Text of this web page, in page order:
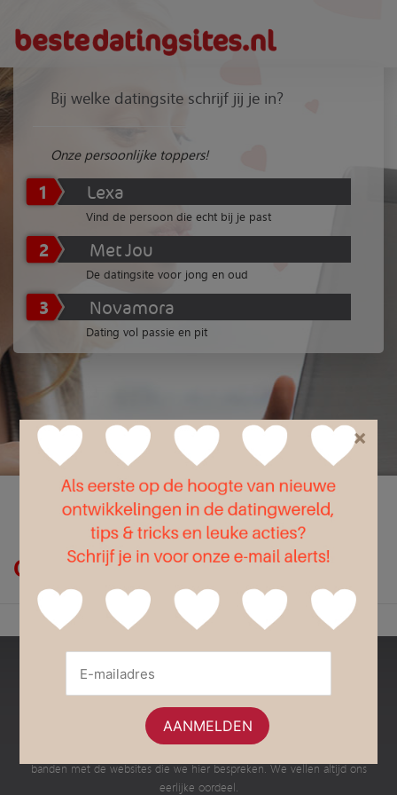
Bij welke datingsite schrijf jij je in?
Onze persoonlijke toppers!
1 Lexa
Vind de persoon die echt bij je past
2 Met Jou
De datingsite voor jong en oud
3 Novamora
Dating vol passie en pit
Flirt Liefde Seks
Op zoek naar relatie?
Bestedatingsites.nl
Dit is een onafhankelijke website met informatie en advies over de
verschillende Nederlandse datingsites en dating apps. Wij hebben geen
banden met de websites die we hier bespreken. We vellen altijd ons
eerlijke oordeel.
×